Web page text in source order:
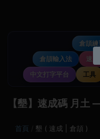
倉頡練
倉頡輸入法
速
中文打字平台
工具
【墾】速成碼 月土
首頁 墾 ( 速成 | 倉頡 )